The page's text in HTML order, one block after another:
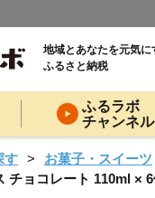
地域とあなたを元気に
ふるさと納税
ふるラボ
チャンネル
す お菓子・スイーツ
チョコレート 110ml ×